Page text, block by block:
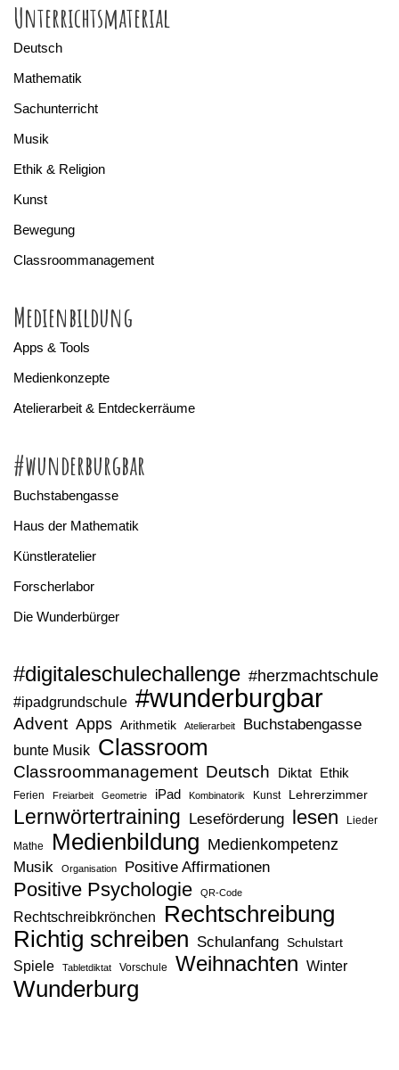
Unterrichtsmaterial
Deutsch
Mathematik
Sachunterricht
Musik
Ethik & Religion
Kunst
Bewegung
Classroommanagement
Medienbildung
Apps & Tools
Medienkonzepte
Atelierarbeit & Entdeckerräume
#wunderburgbar
Buchstabengasse
Haus der Mathematik
Künstleratelier
Forscherlabor
Die Wunderbürger
#digitaleschulechallenge #herzmachtschule
#ipadgrundschule #wunderburgbar
Advent Apps Arithmetik Atelierarbeit Buchstabengasse
bunte Musik Classroom
Classroommanagement Deutsch Diktat Ethik
Ferien Freiarbeit Geometrie iPad Kombinatorik Kunst Lehrerzimmer
Lernwörtertraining Leseförderung lesen Lieder
Mathe Medienbildung Medienkompetenz
Musik Organisation Positive Affirmationen
Positive Psychologie QR-Code
Rechtschreibkrönchen Rechtschreibung
Richtig schreiben Schulanfang Schulstart
Spiele Tabletdiktat Vorschule Weihnachten Winter
Wunderburg